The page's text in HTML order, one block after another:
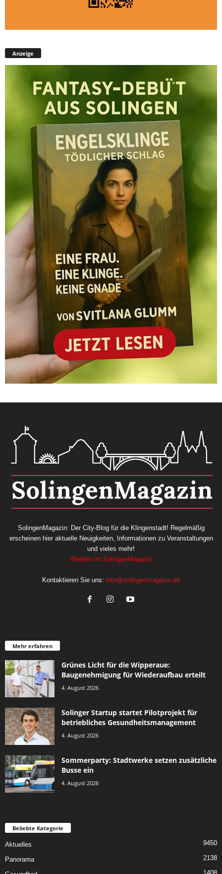
Anzeige
SolingenMagazin: Der City-Blog für die Klingenstadt! Regelmäßig
erscheinen hier aktuelle Neuigkeiten, Informationen zu Veranstaltungen
und vieles mehr!
Werben im SolingenMagazin
Kontaktieren Sie uns: info@solingenmagazin.de
Mehr erfahren
Grünes Licht für die Wipperaue:
Baugenehmigung für Wiederaufbau erteilt
4. August 2026
Solinger Startup startet Pilotprojekt für
betriebliches Gesundheitsmanagement
4. August 2026
Sommerparty: Stadtwerke setzen zusätzliche
Busse ein
4. August 2026
Beliebte Kategorie
Aktuelles 9450
Panorama 2138